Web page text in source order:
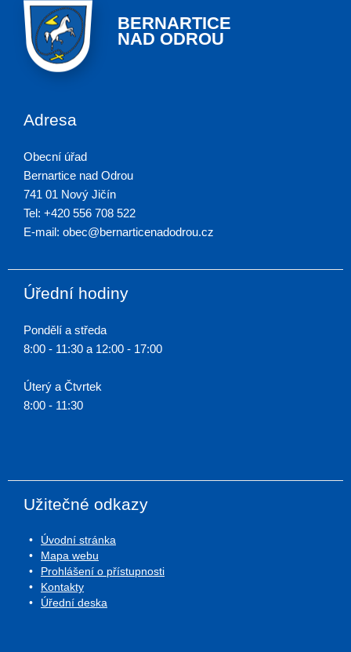
BERNARTICE
NAD ODROU
Adresa
Obecní úřad
Bernartice nad Odrou
741 01 Nový Jičín
Tel: +420 556 708 522
E-mail: obec@bernarticenadodrou.cz
Úřední hodiny
Pondělí a středa
8:00 - 11:30 a 12:00 - 17:00
Úterý a Čtvrtek
8:00 - 11:30
Užitečné odkazy
Úvodní stránka
Mapa webu
Prohlášení o přístupnosti
Kontakty
Úřední deska